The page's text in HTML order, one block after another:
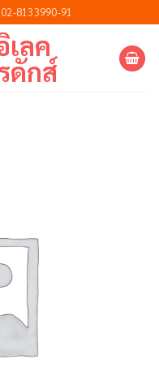
02-8133990-91